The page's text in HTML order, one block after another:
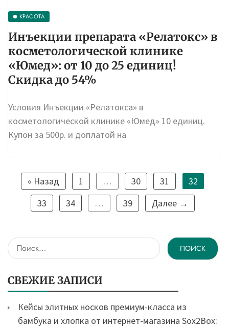
Инъекции препарата «Релатокс» в
косметологической клинике
«Юмед»: от 10 до 25 единиц!
Условия Инъекции «Релатокса» в
косметологической клинике «Юмед» 10 единиц.
« Назад 1 … 30 31
32
Найти:
СВЕЖИЕ ЗАПИСИ
Кейсы элитных носков премиум-класса из